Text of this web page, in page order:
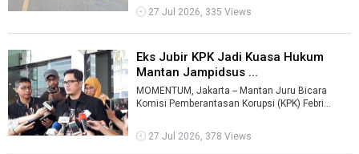
...
27 Jul 2026, 335 Views
Eks Jubir KPK Jadi Kuasa Hukum
Mantan Jampidsus ...
MOMENTUM, Jakarta -- Mantan Juru Bicara
Komisi Pemberantasan Korupsi (KPK) Febri
Ja ...
27 Jul 2026, 378 Views